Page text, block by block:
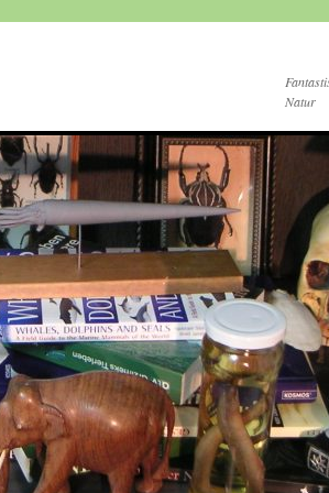
Natur